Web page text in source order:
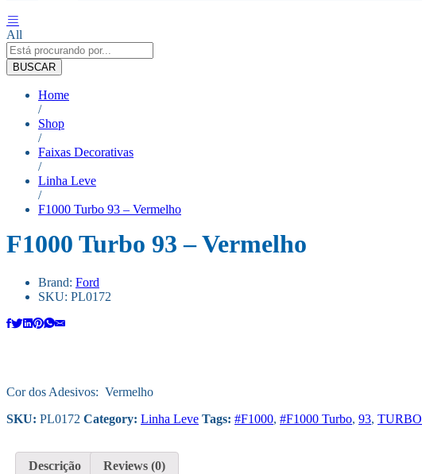
All
BUSCAR
Home
/
Shop
/
Faixas Decorativas
/
Linha Leve
/
F1000 Turbo 93 – Vermelho
F1000 Turbo 93 – Vermelho
Brand: Ford
SKU: PL0172
Cor dos Adesivos: Vermelho
SKU: PL0172 Category: Linha Leve Tags: #F1000, #F1000 Turbo, 93, TURBO
Descrição Reviews (0)